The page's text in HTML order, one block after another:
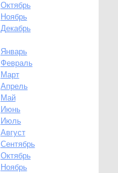
Октябрь
Ноябрь
Декабрь
Январь
Февраль
Март
Апрель
Май
Июнь
Июль
Август
Сентябрь
Октябрь
Ноябрь